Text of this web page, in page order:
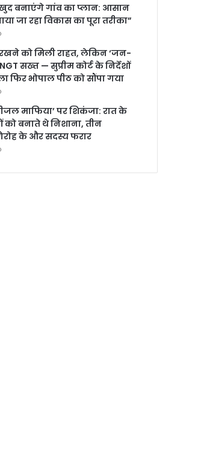
बनाएंगे गांव का प्लान: आसान
जा रहा विकास का पूरा तरीका”
को मिली राहत, लेकिन ‘जन-
सख्त — सुप्रीम कोर्ट के निर्देशों
फिर भोपाल पीठ को सौंपा गया
माफिया’ पर शिकंजा: रात के
को बनाते थे निशाना, तीन
के और सदस्य फरार